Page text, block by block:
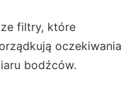
filtry, które
oczekiwania
bodźców.